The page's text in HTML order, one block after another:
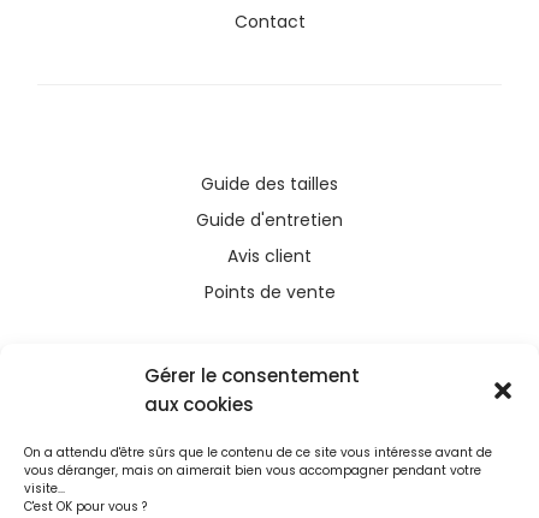
Gérer le consentement
aux cookies
On a attendu d'être sûrs que le contenu de ce site vous intéresse avant de
vous déranger, mais on aimerait bien vous accompagner pendant votre
visite...
C'est OK pour vous ?
Contact
Guide des tailles
Guide d'entretien
Avis client
Points de vente
UE), dans le cadre de la réponse de l’Union
européenne à la pandémie COVID-19. L’Europe